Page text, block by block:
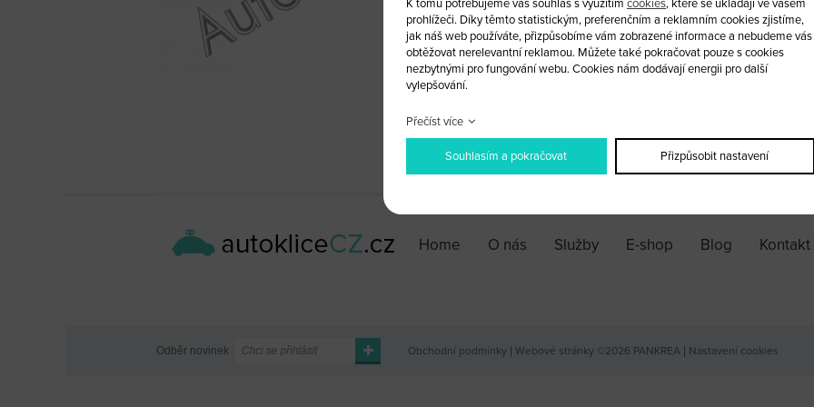
Vložka víčka nádrže s klíčem
ks
Home O nás Služby E-shop Blog Kontakt
Odběr novinek Obchodní podmínky | Webové stránky ©2026 PANKREA | Nastavení cookies
K tomu potřebujeme váš souhlas s využitím cookies, které se ukládají ve vašem
prohlížeči. Díky těmto statistickým, preferenčním a reklamním cookies zjistíme,
jak náš web používáte, přizpůsobíme vám zobrazené informace a nebudeme vás
obtěžovat nerelevantní reklamou. Můžete také pokračovat pouze s cookies
nezbytnými pro fungování webu. Cookies nám dodávají energii pro další
vylepšování.
Přečíst více
Souhlasím a pokračovat Přizpůsobit nastavení